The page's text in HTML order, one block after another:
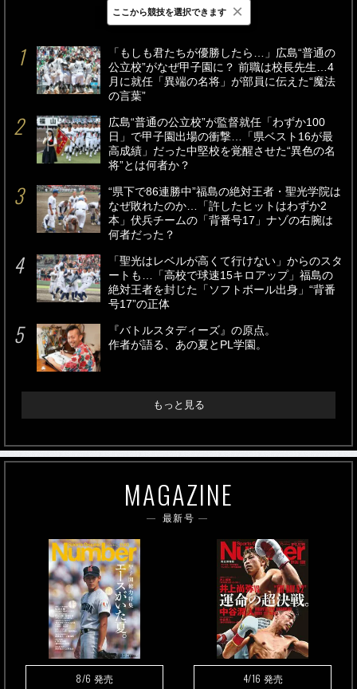
最新 24時間 週間
「もしも君たちが優勝したら…」広島“普通の
公立校”がなぜ甲子園に？ 前職は校長先生…4
月に就任「異端の名将」が部員に伝えた“魔法
の言葉”
広島“普通の公立校”が監督就任「わずか100
日」で甲子園出場の衝撃…「県ベスト16が最
高成績」だった中堅校を覚醒させた“異色の名
将”とは何者か？
“県下で86連勝中”福島の絶対王者・聖光学院は
なぜ敗れたのか…「許したヒットはわずか2
本」伏兵チームの「背番号17」ナゾの右腕は
何者だった？
「聖光はレベルが高くて行けない」からのスタ
ートも…「高校で球速15キロアップ」福島の
絶対王者を封じた「ソフトボール出身」“背番
号17”の正体
『バトルスタディーズ』の原点。
作者が語る、あの夏とPL学園。
もっと見る
MAGAZINE
最新号
8/6 発売 4/16 発売
ここから競技を選択できます ×